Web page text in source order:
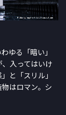
ゆる「暗い」
、入ってはいけ
と「スリル」
はロマン。シ